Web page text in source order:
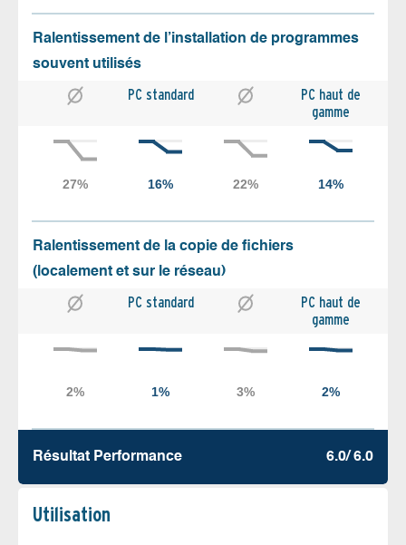
Ralentissement de l’installation de programmes
souvent utilisés
PC standard
PC haut de
gamme
Ralentissement de la copie de fichiers
(localement et sur le réseau)
PC standard
PC haut de
gamme
Résultat Performance 6.0/ 6.0
Utilisation